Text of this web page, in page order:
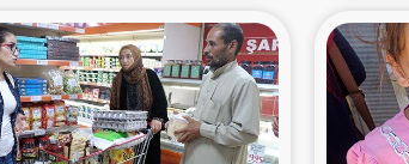
デニヤヤ小規模
アイナロ県マウベシ郡で